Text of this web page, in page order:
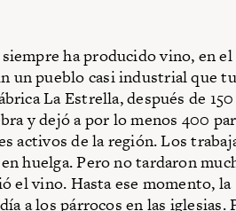
ha producido vino, en
un pueblo casi industrial que
La Estrella, después de
y dejó a por lo menos 400
activos de la región. Los
huelga. Pero no tardaron
el vino. Hasta ese momento, la
a los párrocos en las iglesias.